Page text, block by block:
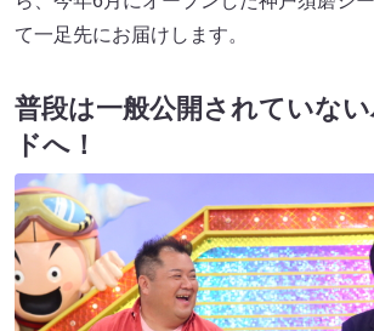
て一足先にお届けします。
普段は一般公開されていな
ドへ！